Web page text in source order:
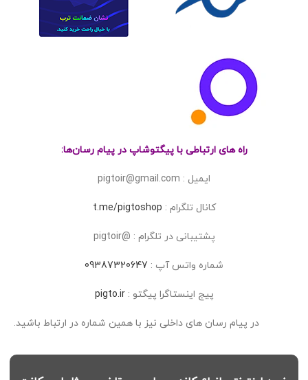
راه های ارتباطی با پیگتوشاپ در پیام رسان‌ها:
ایمیل : pigtoir@gmail.com
کانال تلگرام : t.me/pigtoshop
پشتیبانی در تلگرام : @pigtoir
شماره واتس آپ : 09387320647
پیج اینستاگرا پیگتو :pigto.ir
در پیام رسان های داخلی نیز با همین شماره در ارتباط باشید.